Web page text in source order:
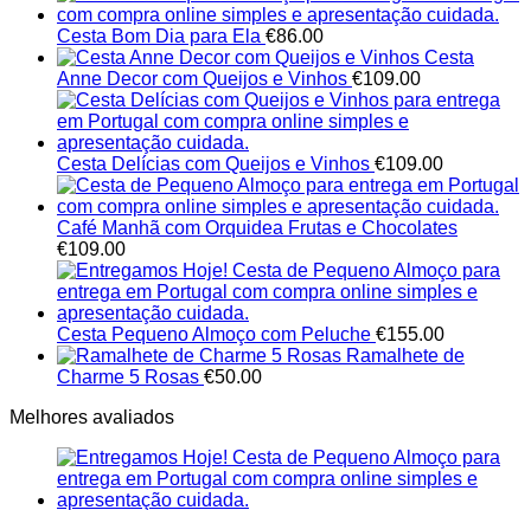
Cesta Bom Dia para Ela €86.00
Cesta
Anne Decor com Queijos e Vinhos €109.00
Cesta Delícias com Queijos e Vinhos €109.00
Café Manhã com Orquidea Frutas e Chocolates
€109.00
Cesta Pequeno Almoço com Peluche €155.00
Ramalhete de
Charme 5 Rosas €50.00
Melhores avaliados